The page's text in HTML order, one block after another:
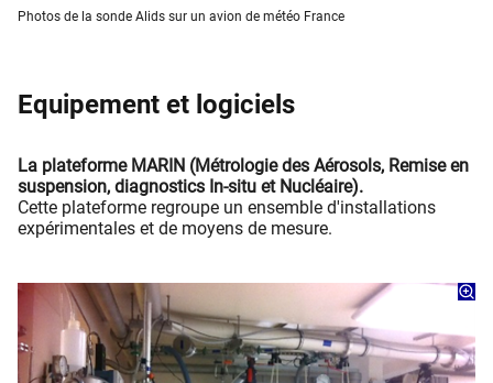
Photos de la sonde Alids sur un avion de météo France
Equipement et logiciels
La plateforme MARIN (Métrologie des Aérosols, Remise en
suspension, diagnostics In-situ et Nucléaire).
Cette plateforme regroupe un ensemble d'installations
expérimentales et de moyens de mesure.